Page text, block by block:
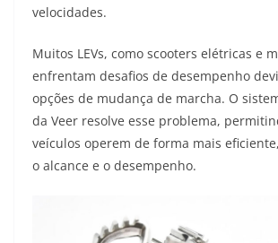
velocidades.
Muitos LEVs, como scooters elétricas e
enfrentam desafios de desempenho
opções de mudança de marcha. O
da Veer resolve esse problema,
veículos operem de forma mais
o alcance e o desempenho.